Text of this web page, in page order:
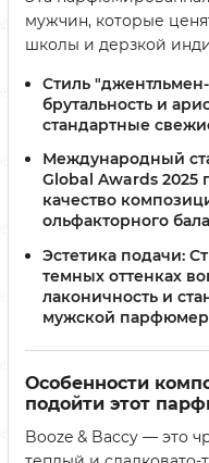
мужчин, которые
школы и дерзкой
Стиль
брутальность и
стандартные
Международный
Global Awards 2025
качество
ольфакторного
Эстетика подачи:
темных оттенках
лаконичность и
мужской
Особенности
подойти этот
Booze & Baccy — это